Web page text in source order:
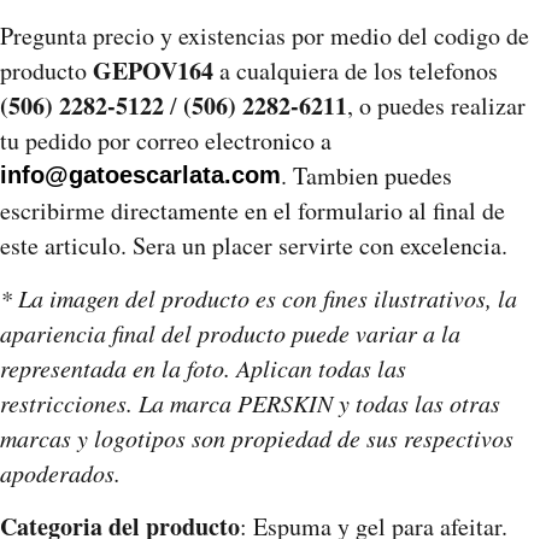
Pregunta precio y existencias por medio del codigo de
productoGEPOV164a cualquiera de los telefonos
(506) 2282-5122/ (506) 2282-6211, o puedes realizar
tu pedido por correo electronico a
info@gatoescarlata.com. Tambien puedes
escribirme directamente en el formulario al final de
este articulo. Sera un placer servirte con excelencia.
* La imagen del producto es con fines ilustrativos, la
apariencia final del producto puede variar a la
representada en la foto. Aplican todas las
restricciones. La marca PERSKIN y todas las otras
marcas y logotipos son propiedad de sus respectivos
apoderados.
Categoria del producto: Espuma y gel para afeitar.